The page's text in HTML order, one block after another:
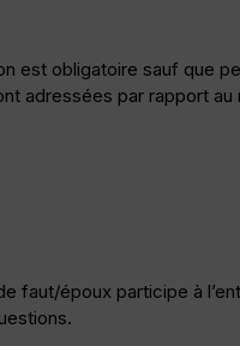
est obligatoire sauf que
adressées par rapport au
faut/époux participe à